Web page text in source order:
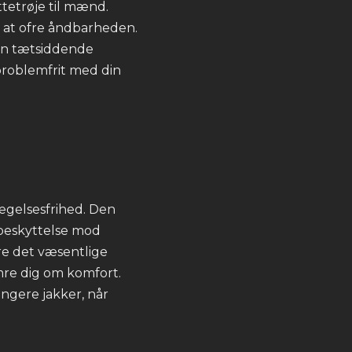
til mænd.
ofre åndbarheden.
tætsiddende
med din
Den
mod
det væsentlige
dig om komfort.
jakker, når